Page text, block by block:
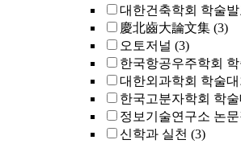
대한건축학회 학술
慶北齒大論文集 (3)
오토저널 (3)
한국항공우주학회
대한외과학회 학술
한국고분자학회 학
정보기술연구소 논문
신학과 실천 (3)